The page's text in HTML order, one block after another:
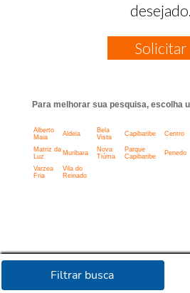
Filtrar busca
desejado.
Solicitar
Para melhorar sua pesquisa, escolha
Alberto
Maia
Aldeia
Bela
Vista
Capibaribe Centro
Matriz da
Luz
Muribara
Nova
Tiúma
Parque
Capibaribe
Penedo
Varzea
Fria
Vila do
Reinado